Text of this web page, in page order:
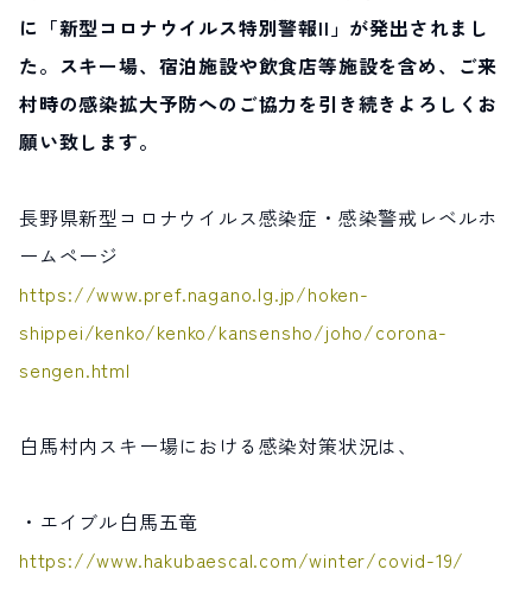
399-9301 長野県北安曇郡白馬村北城5497
Snow Peak LAND STATION HAKUBA内
営業時間：9:00～17:00 定休日：無休
TEL.0261-85-4210 / FAX.0261-85-4240
サイト内検索
検索する
に「新型コロナウイルス特別警報II」が発出されまし
た。スキー場、宿泊施設や飲食店等施設を含め、ご来
村時の感染拡大予防へのご協力を引き続きよろしくお
願い致します。
長野県新型コロナウイルス感染症・感染警戒レベルホ
ームページ
https://www.pref.nagano.lg.jp/hoken-
shippei/kenko/kenko/kansensho/joho/corona-
sengen.html
白馬村内スキー場における感染対策状況は、
・エイブル白馬五竜
https://www.hakubaescal.com/winter/covid-19/